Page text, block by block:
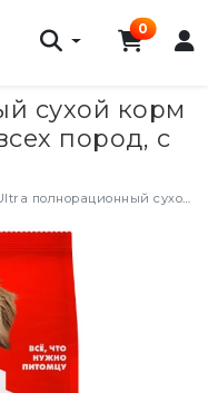
0
сухой корм
пород, с
полнорационный сухой корм для взроcлых собак всех пород, с курицей - 600 г